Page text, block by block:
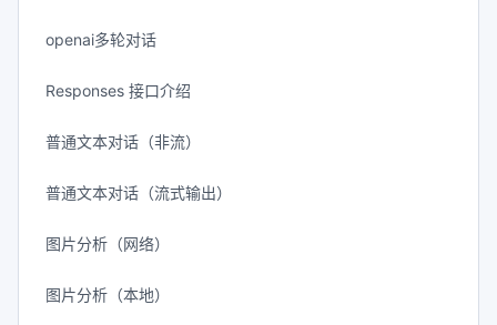
openai多轮对话
Responses 接口介绍
普通文本对话（非流）
普通文本对话（流式输出）
图片分析（网络）
图片分析（本地）